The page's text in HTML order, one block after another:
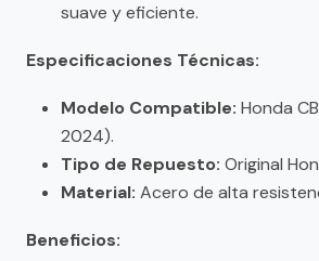
suave y eficiente.
Especificaciones Técnicas:
Modelo Compatible: Honda
2024).
Tipo de Repuesto: Original
Material: Acero de alta
Beneficios: